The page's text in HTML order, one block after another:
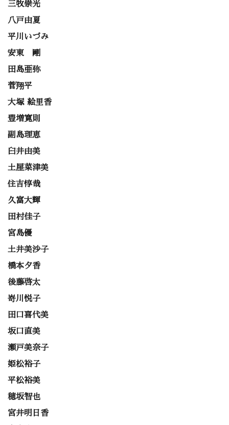
三牧崇光
八戸由夏
平川いづみ
安東 剛
田島亜弥
菅翔平
大塚 絵里香
豊増寛則
副島理恵
臼井由美
土屋菜津美
住吉惇哉
久富大輝
田村佳子
宮島優
土井美沙子
橋本夕香
後藤啓太
嵜川悦子
田口喜代美
坂口直美
瀬戸美奈子
姫松裕子
平松裕美
穂坂智也
宮井明日香